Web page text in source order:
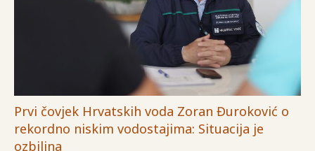
Prvi čovjek Hrvatskih voda Zoran Đuroković o
rekordno niskim vodostajima: Situacija je
ozbiljna